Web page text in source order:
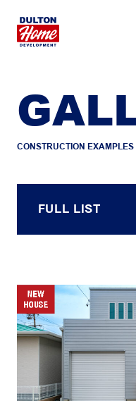
CONSTRUCTION EXAMPLES
FULL LIST